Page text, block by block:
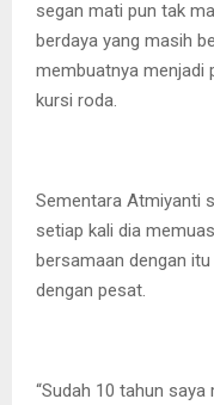
segan mati pun tak
berdaya yang masih
membuatnya menjadi
kursi roda.
Sementara Atmiyanti
setiap kali dia
bersamaan dengan
dengan pesat.
“Sudah 10 tahun saya